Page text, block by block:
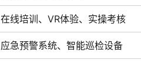
在线培训、VR体验、实操考核
应急预警系统、智能巡检设备